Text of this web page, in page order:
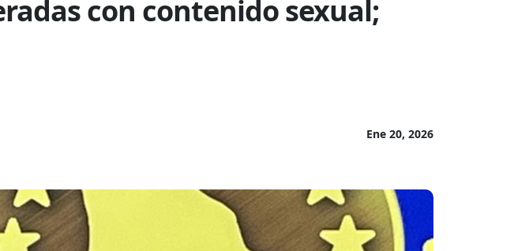
con contenido sexual;
Ene 20, 2026